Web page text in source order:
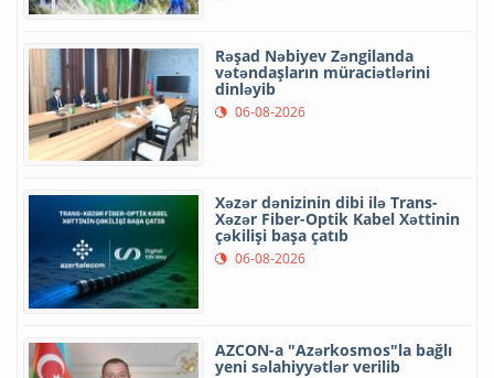
Rəşad Nəbiyev Zəngilanda
vətəndaşların müraciətlərini
dinləyib
06-08-2026
Xəzər dənizinin dibi ilə Trans-
Xəzər Fiber-Optik Kabel Xəttinin
çəkilişi başa çatıb
06-08-2026
AZCON-a "Azərkosmos"la bağlı
yeni səlahiyyətlər verilib